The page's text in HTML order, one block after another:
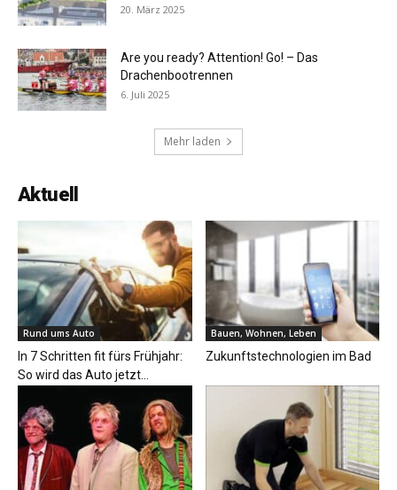
20. März 2025
Are you ready? Attention! Go! – Das
Drachenbootrennen
6. Juli 2025
Mehr laden
Aktuell
Rund ums Auto
In 7 Schritten fit fürs Frühjahr:
So wird das Auto jetzt...
Bauen, Wohnen, Leben
Zukunftstechnologien im Bad